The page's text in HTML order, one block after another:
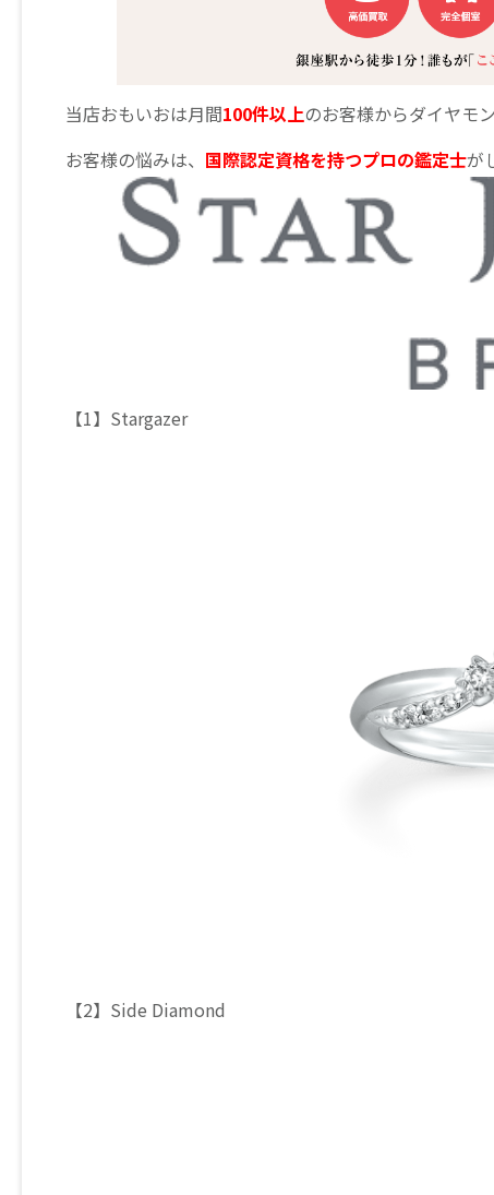
当店おもいおは月間100件以上のお客様からダイヤモ
お客様の悩みは、 国際認定資格を持つプロの鑑定士が
【1】Stargazer
【2】Side Diamond